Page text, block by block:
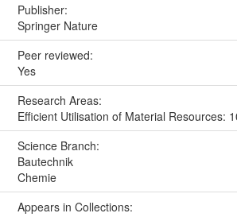
Publisher:
Springer Nature
Peer reviewed:
Yes
Research Areas:
Efficient Utilisation of Material Resources:
Science Branch:
Bautechnik
Chemie
Appears in Collections: